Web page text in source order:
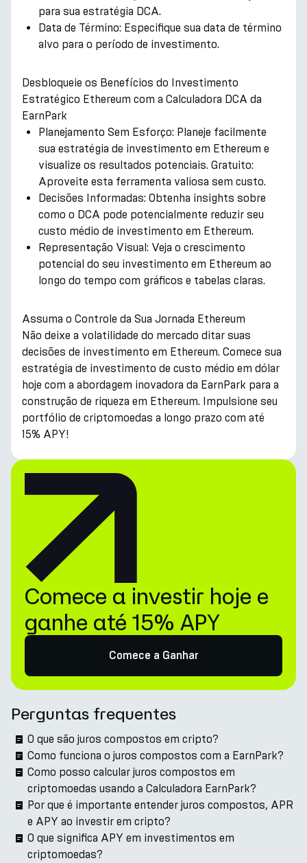
para sua estratégia DCA.
Data de Término: Especifique sua data de término
alvo para o período de investimento.
Desbloqueie os Benefícios do Investimento
Estratégico Ethereum com a Calculadora DCA da
EarnPark
Planejamento Sem Esforço: Planeje facilmente
sua estratégia de investimento em Ethereum e
visualize os resultados potenciais. Gratuito:
Aproveite esta ferramenta valiosa sem custo.
Decisões Informadas: Obtenha insights sobre
como o DCA pode potencialmente reduzir seu
custo médio de investimento em Ethereum.
Representação Visual: Veja o crescimento
potencial do seu investimento em Ethereum ao
longo do tempo com gráficos e tabelas claras.
Assuma o Controle da Sua Jornada Ethereum
Não deixe a volatilidade do mercado ditar suas
decisões de investimento em Ethereum. Comece sua
estratégia de investimento de custo médio em dólar
hoje com a abordagem inovadora da EarnPark para a
construção de riqueza em Ethereum. Impulsione seu
portfólio de criptomoedas a longo prazo com até
15% APY!
Comece a investir hoje e
ganhe até 15% APY
Comece a Ganhar
Perguntas frequentes
O que são juros compostos em cripto?
Como funciona o juros compostos com a EarnPark?
Como posso calcular juros compostos em
criptomoedas usando a Calculadora EarnPark?
Por que é importante entender juros compostos, APR
e APY ao investir em cripto?
O que significa APY em investimentos em
criptomoedas?